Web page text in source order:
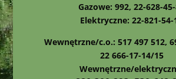
Gazowe: 992, 22-628-
Elektryczne: 22-821-54-
Wewnętrzne/c.o.: 517 497 512,
22 666-17-14/15
Wewnętrzne/